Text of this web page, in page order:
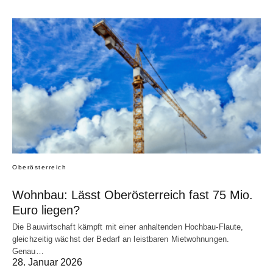
Oberösterreich
Wohnbau: Lässt Oberösterreich fast 75 Mio.
Euro liegen?
Die Bauwirtschaft kämpft mit einer anhaltenden Hochbau-Flaute,
gleichzeitig wächst der Bedarf an leistbaren Mietwohnungen.
Genau…
28. Januar 2026